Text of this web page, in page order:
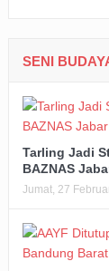
SENI
Tarling Jadi
BAZNAS
Jumat, 27